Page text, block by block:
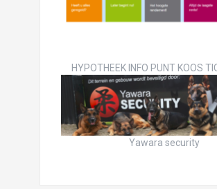
HYPOTHEEK INFO PUNT KOOS
Yawara security